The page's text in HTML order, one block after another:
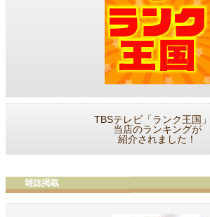
TBSテレビ「ランク王国
当店のランキングが
紹介されました！